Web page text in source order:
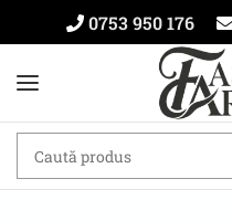
0753 950 176